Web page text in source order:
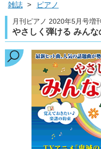
雑誌 > ピアノ
月刊ピアノ 2020年5月号増刊
やさしく弾ける みん